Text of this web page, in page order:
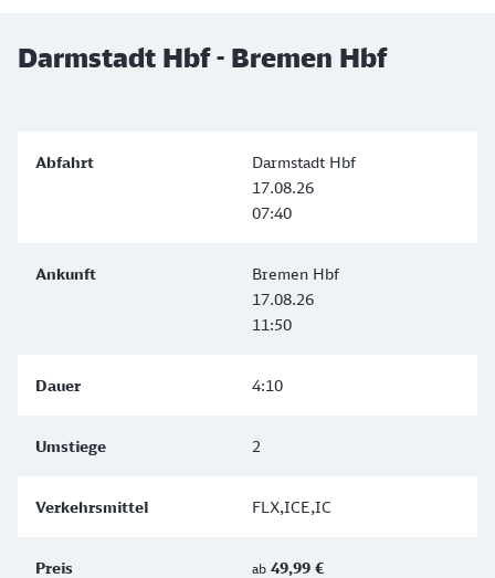
Darmstadt Hbf - Bremen Hbf
Darmstadt Hbf
17.08.26
07:40
Bremen Hbf
17.08.26
11:50
4:10
2
FLX,ICE,IC
ab 49,99 €